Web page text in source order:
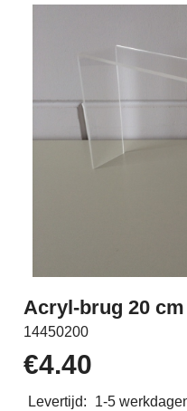
Acryl-brug 20 cm
14450200
€4.40
Levertijd: 1-5